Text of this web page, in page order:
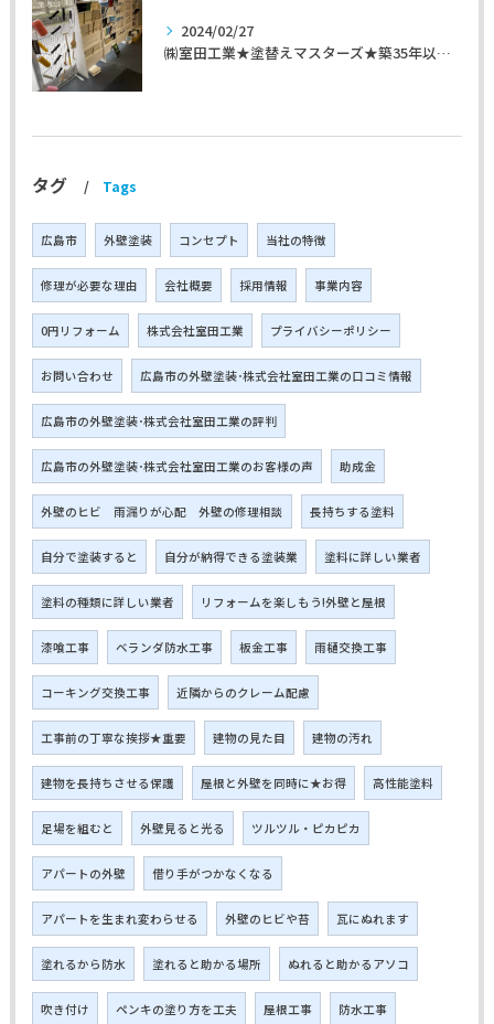
2024/02/27
㈱室田工業★塗替えマスターズ★築35年以上のお宅の施工事例
タグ Tags
広島市 外壁塗装 コンセプト 当社の特徴
修理が必要な理由 会社概要 採用情報 事業内容
0円リフォーム 株式会社室田工業 プライバシーポリシー
お問い合わせ 広島市の外壁塗装･株式会社室田工業の口コミ情報
広島市の外壁塗装･株式会社室田工業の評判
広島市の外壁塗装･株式会社室田工業のお客様の声 助成金
外壁のヒビ 雨漏りが心配 外壁の修理相談 長持ちする塗料
自分で塗装すると 自分が納得できる塗装業 塗料に詳しい業者
塗料の種類に詳しい業者 リフォームを楽しもう!外壁と屋根
漆喰工事 ベランダ防水工事 板金工事 雨樋交換工事
コーキング交換工事 近隣からのクレーム配慮
工事前の丁寧な挨拶★重要 建物の見た目 建物の汚れ
建物を長持ちさせる保護 屋根と外壁を同時に★お得 高性能塗料
足場を組むと 外壁見ると光る ツルツル・ピカピカ
アパートの外壁 借り手がつかなくなる
アパートを生まれ変わらせる 外壁のヒビや苔 瓦にぬれます
塗れるから防水 塗れると助かる場所 ぬれると助かるアソコ
吹き付け ペンキの塗り方を工夫 屋根工事 防水工事